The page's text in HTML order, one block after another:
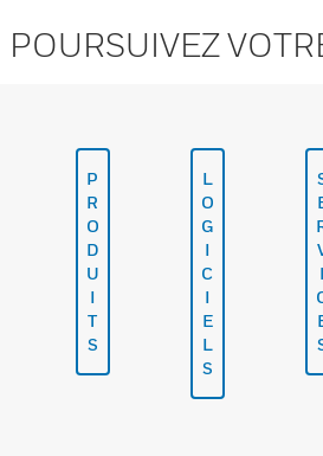
POURSUIVEZ
P
R
O
D
U
I
T
S
L
O
G
I
C
I
E
L
S
I